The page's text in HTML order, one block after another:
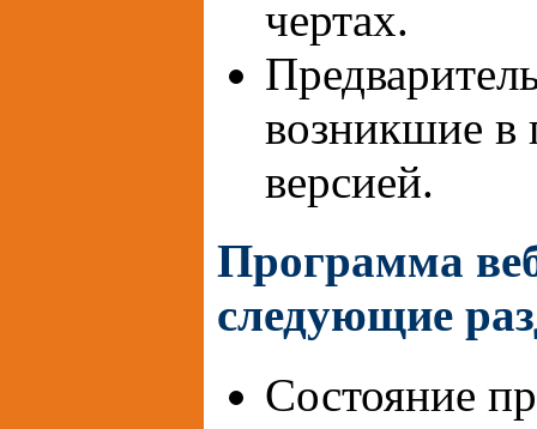
чертах.
возникшие в
версией.
Программа
следующие
Состояние